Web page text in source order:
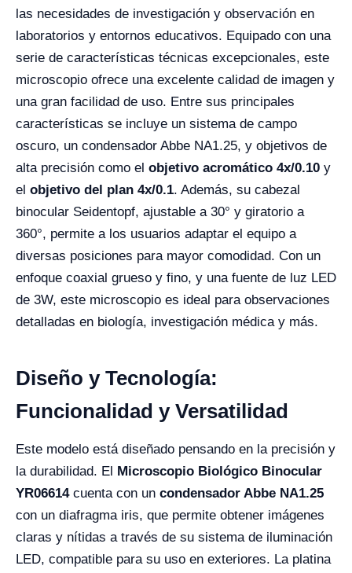
las necesidades de investigación y observación en
laboratorios y entornos educativos. Equipado con una
serie de características técnicas excepcionales, este
microscopio ofrece una excelente calidad de imagen y
una gran facilidad de uso. Entre sus principales
características se incluye un sistema de campo
oscuro, un condensador Abbe NA1.25, y objetivos de
alta precisión como el objetivo acromático 4x/0.10 y
el objetivo del plan 4x/0.1. Además, su cabezal
binocular Seidentopf, ajustable a 30° y giratorio a
360°, permite a los usuarios adaptar el equipo a
diversas posiciones para mayor comodidad. Con un
enfoque coaxial grueso y fino, y una fuente de luz LED
de 3W, este microscopio es ideal para observaciones
detalladas en biología, investigación médica y más.
Diseño y Tecnología:
Funcionalidad y Versatilidad
Este modelo está diseñado pensando en la precisión y
la durabilidad. El Microscopio Biológico Binocular
YR06614cuenta con un condensador Abbe NA1.25
con un diafragma iris, que permite obtener imágenes
claras y nítidas a través de su sistema de iluminación
LED, compatible para su uso en exteriores. La platina